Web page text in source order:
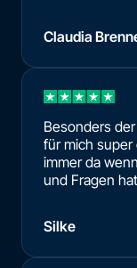
Claudia
Besonders
für mich
immer da
und Fragen
Silke